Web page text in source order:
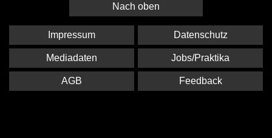
Nach oben
Impressum Datenschutz
Mediadaten Jobs/Praktika
AGB Feedback